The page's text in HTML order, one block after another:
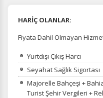
HARİÇ OLANLAR:
Fiyata Dahil Olmayan
Yurtdışı Çıkış Harcı
Seyahat Sağlık Sigortası
Majorelle Bahçeşi +
Turist Şehir Vergileri +